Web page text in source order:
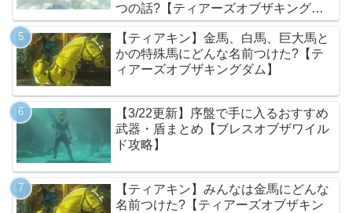
つの話?【ティアーズオブザキングダ
ム】
【ティアキン】金馬、白馬、巨大馬と
かの特殊馬にどんな名前つけた?【テ
ィアーズオブザキングダム】
【3/22更新】序盤で手に入るおすすめ
武器・盾まとめ【ブレスオブザワイル
ド攻略】
【ティアキン】みんなは金馬にどんな
名前つけた?【ティアーズオブザキン